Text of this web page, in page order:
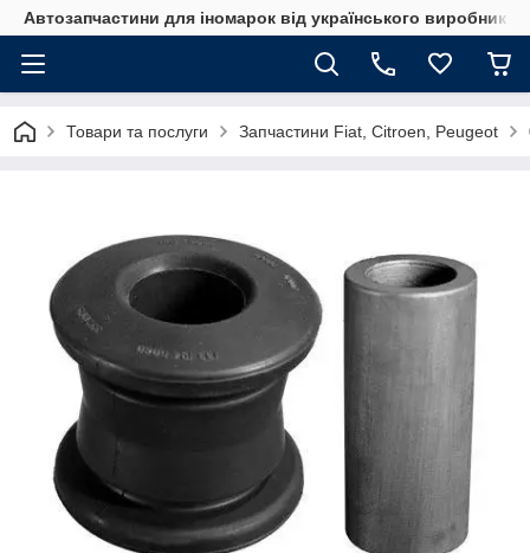
Автозапчастини для іномарок від українського виробника
Товари та послуги Запчастини Fiat, Citroen, Peugeot